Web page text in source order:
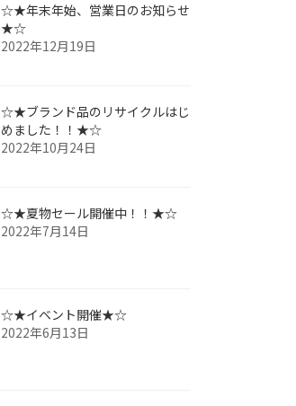
☆★年末年始、営業日のお知らせ
★☆
2022年12月19日
☆★ブランド品のリサイクルはじ
めました！！★☆
2022年10月24日
☆★夏物セール開催中！！★☆
2022年7月14日
☆★イベント開催★☆
2022年6月13日